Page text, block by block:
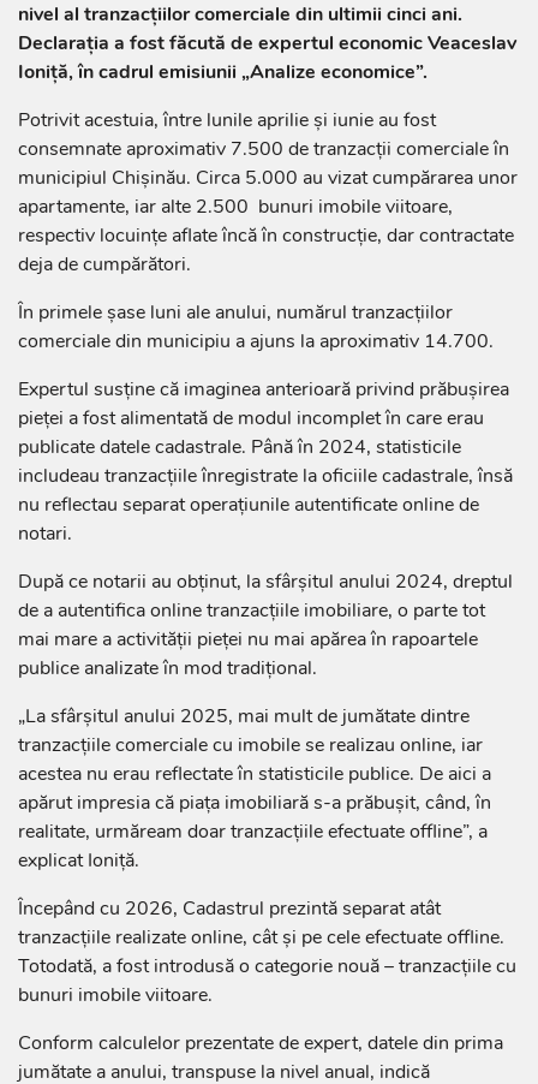
nivel al tranzacțiilor comerciale din ultimii cinci ani.
Declarația a fost făcută de expertul economic Veaceslav
Ioniță, în cadrul emisiunii „Analize economice”.
Potrivit acestuia, între lunile aprilie și iunie au fost
consemnate aproximativ 7.500 de tranzacții comerciale în
municipiul Chișinău. Circa 5.000 au vizat cumpărarea unor
apartamente, iar alte 2.500 bunuri imobile viitoare,
respectiv locuințe aflate încă în construcție, dar contractate
deja de cumpărători.
În primele șase luni ale anului, numărul tranzacțiilor
comerciale din municipiu a ajuns la aproximativ 14.700.
Expertul susține că imaginea anterioară privind prăbușirea
pieței a fost alimentată de modul incomplet în care erau
publicate datele cadastrale. Până în 2024, statisticile
includeau tranzacțiile înregistrate la oficiile cadastrale, însă
nu reflectau separat operațiunile autentificate online de
notari.
După ce notarii au obținut, la sfârșitul anului 2024, dreptul
de a autentifica online tranzacțiile imobiliare, o parte tot
mai mare a activității pieței nu mai apărea în rapoartele
publice analizate în mod tradițional.
„La sfârșitul anului 2025, mai mult de jumătate dintre
tranzacțiile comerciale cu imobile se realizau online, iar
acestea nu erau reflectate în statisticile publice. De aici a
apărut impresia că piața imobiliară s-a prăbușit, când, în
realitate, urmăream doar tranzacțiile efectuate offline”, a
explicat Ioniță.
Începând cu 2026, Cadastrul prezintă separat atât
tranzacțiile realizate online, cât și pe cele efectuate offline.
Totodată, a fost introdusă o categorie nouă – tranzacțiile cu
bunuri imobile viitoare.
Conform calculelor prezentate de expert, datele din prima
jumătate a anului, transpuse la nivel anual, indică